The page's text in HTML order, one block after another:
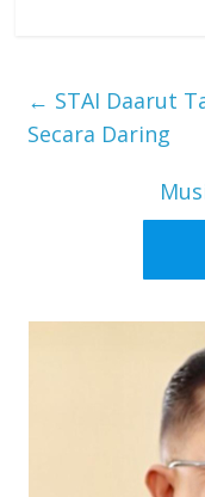
← STAI Daarut
Secara Daring